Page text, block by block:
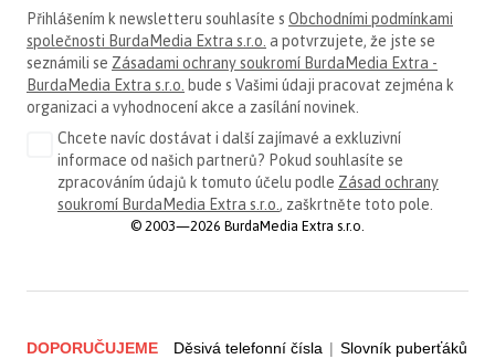
Přihlášením k newsletteru souhlasíte s Obchodními podmínkami
společnosti BurdaMedia Extra s.r.o. a potvrzujete, že jste se
seznámili se Zásadami ochrany soukromí BurdaMedia Extra -
BurdaMedia Extra s.r.o. bude s Vašimi údaji pracovat zejména k
organizaci a vyhodnocení akce a zasílání novinek.
Chcete navíc dostávat i další zajímavé a exkluzivní
informace od našich partnerů? Pokud souhlasíte se
zpracováním údajů k tomuto účelu podle Zásad ochrany
soukromí BurdaMedia Extra s.r.o., zaškrtněte toto pole.
© 2003—2026 BurdaMedia Extra s.r.o.
DOPORUČUJEME Děsivá telefonní čísla | Slovník puberťáků